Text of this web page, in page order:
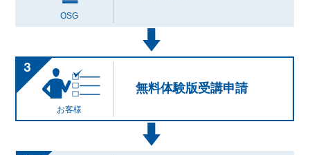
OSG
お客様
無料体験版受講申請